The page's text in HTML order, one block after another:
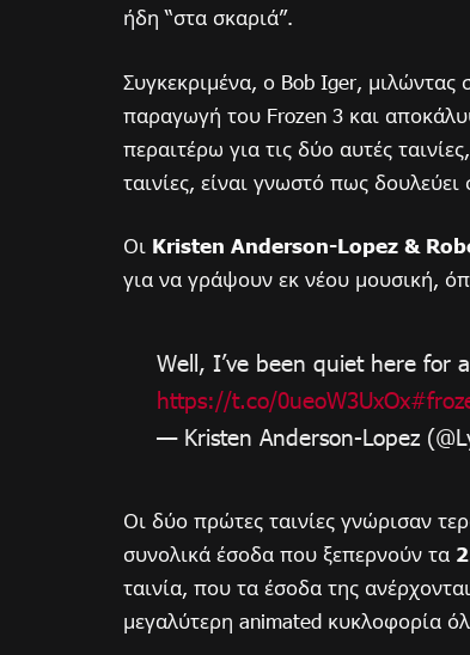
ήδη “στα σκαριά”.
Συγκεκριμένα, ο Bob Iger, μιλώντας
παραγωγή του Frozen 3 και
περαιτέρω για τις δύο αυτές
ταινίες, είναι γνωστό πως
Οι Kristen Anderson-Lopez &
για να γράψουν εκ νέου μουσική,
Well, I’ve been quiet here for
https://t.co/0ueoW3UxOx
— Kristen Anderson-Lopez
Οι δύο πρώτες ταινίες γνώρισαν
συνολικά έσοδα που ξεπερνούν τα
ταινία, που τα έσοδα της
μεγαλύτερη animated κυκλοφορία